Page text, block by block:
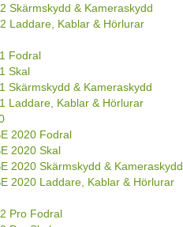
Skärmskydd & Kameraskydd
Laddare, Kablar & Hörlurar
Fodral
Skal
Skärmskydd & Kameraskydd
Laddare, Kablar & Hörlurar
2020 Fodral
2020 Skal
2020 Skärmskydd & Kameraskydd
2020 Laddare, Kablar & Hörlurar
Pro Fodral